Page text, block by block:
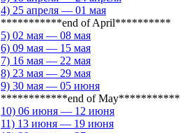
4) 25 апреля — 01 мая
***********end of April**********
5) 02 мая — 08 мая
6) 09 мая — 15 мая
7) 16 мая — 22 мая
8) 23 мая — 29 мая
9) 30 мая — 05 июня
************end of May***********
10) 06 июня — 12 июня
11) 13 июня — 19 июня